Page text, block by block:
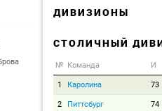
ДИВИЗИОНЫ
СТОЛИЧНЫЙ
№ Команда И
1 Каролина 73
2 Питтсбург 74